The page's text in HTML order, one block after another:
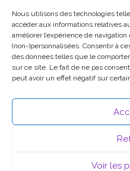
Nous utilisons des technologies
accéder aux informations relatives
améliorer l’expérience de
(non-)personnalisées. Consentir à
des données telles que le
sur ce site. Le fait de ne pas
peut avoir un effet négatif sur
Voir les
Ce site participe au
programme d’affiliation conçu
percevoir une rémunération
Amazon.fr.